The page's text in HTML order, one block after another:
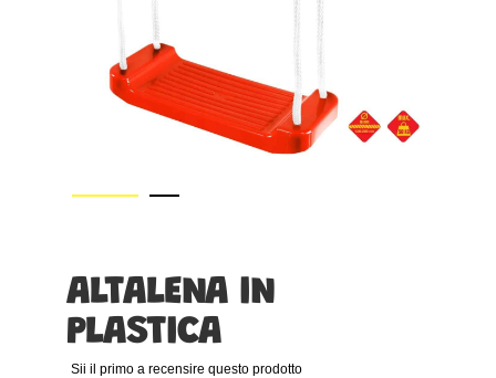
galleria
di
immagini
ALTALENA IN
PLASTICA
Sii il primo a recensire questo prodotto